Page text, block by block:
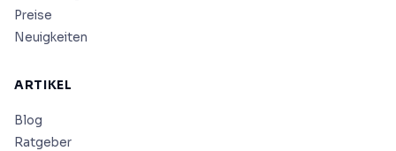
Preise
Neuigkeiten
ARTIKEL
Blog
Ratgeber